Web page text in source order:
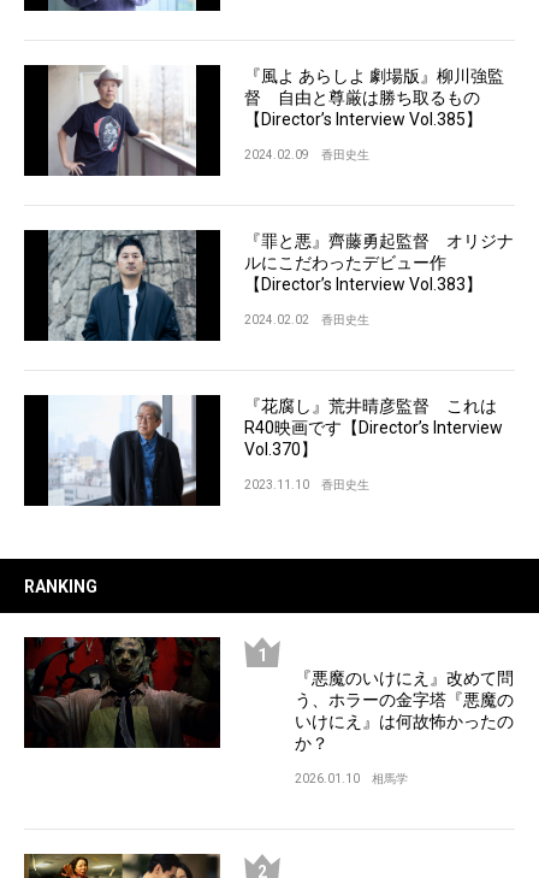
『風よ あらしよ 劇場版』柳川強監
督 自由と尊厳は勝ち取るもの
【Director’s Interview Vol.385】
2024.02.09 香田史生
『罪と悪』齊藤勇起監督 オリジナ
ルにこだわったデビュー作
【Director’s Interview Vol.383】
2024.02.02 香田史生
『花腐し』荒井晴彦監督 これは
R40映画です【Director’s Interview
Vol.370】
2023.11.10 香田史生
RANKING
『悪魔のいけにえ』改めて問
う、ホラーの金字塔『悪魔の
いけにえ』は何故怖かったの
か？
2026.01.10 相馬学